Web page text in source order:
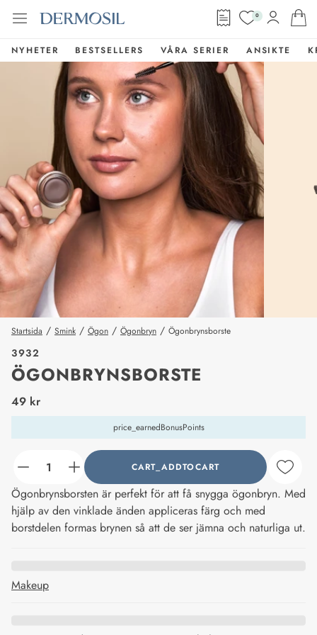
0
NYHETER BESTSELLERS VÅRA SERIER ANSIKTE
Startsida / Smink / Ögon / Ögonbryn / Ögonbrynsborste
3932
ÖGONBRYNSBORSTE
price_label
49 kr
price_earnedBonusPoints
counter_current CART_ADDTOCART
Ögonbrynsborsten är perfekt för att få snygga ögonbryn. Med
hjälp av den vinklade änden appliceras färg och med
borstdelen formas brynen så att de ser jämna och naturliga ut.
Makeup